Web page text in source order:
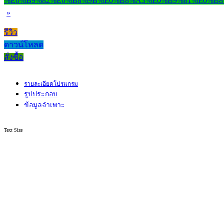
»
รีวิว
ดาวน์โหลด
สั่งซื้อ
รายละเอียดโปรแกรม
รูปประกอบ
ข้อมูลจำเพาะ
Text Size